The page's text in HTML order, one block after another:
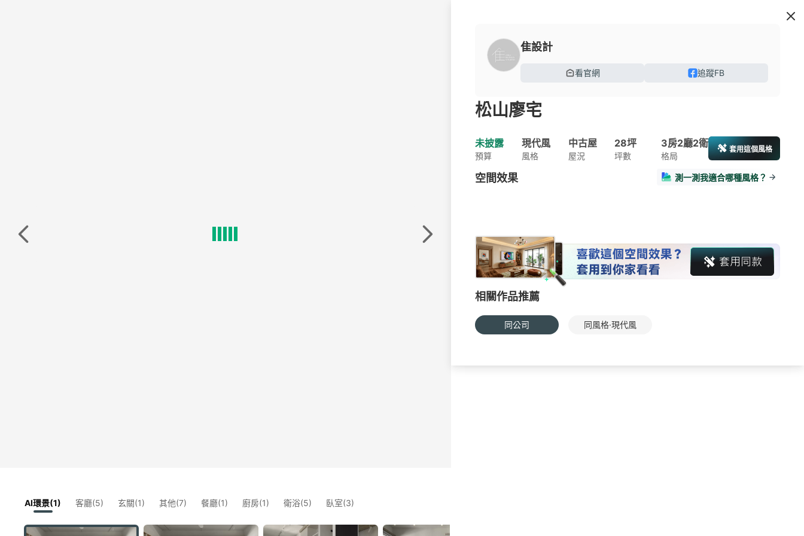
AI環景(1) 客廳(5) 玄關(1) 其他(7) 餐廳(1) 廚房(1) 衛浴(5) 臥室(3)
隹設計
看官網 追蹤FB
松山廖宅
未披露
預算
現代風
風格
中古屋
屋況
28坪
坪數
3房2廳2衛
格局
套用這個風格
空間效果 測一測我適合哪種風格？
相關作品推薦
同公司 同風格·現代風